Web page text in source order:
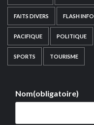
FAITS DIVERS FLASH INFO
PACIFIQUE POLITIQUE
SPORTS TOURISME
Nom(obligatoire)